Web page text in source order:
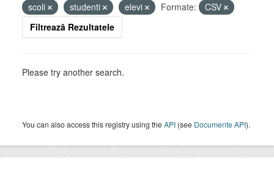
scoli
studenti elevi Formate:
CSV
Filtrează Rezultatele
Please try another search.
You can also access this registry using theAPI (see Documente API).